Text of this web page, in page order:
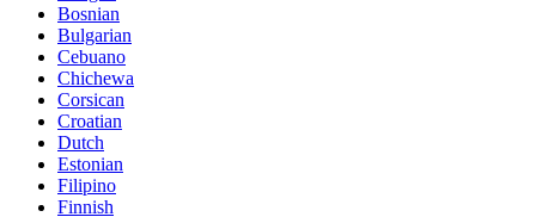
Bosnian
Bulgarian
Cebuano
Chichewa
Corsican
Croatian
Dutch
Estonian
Filipino
Finnish